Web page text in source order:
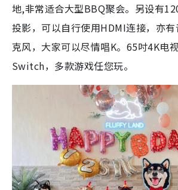
地,非常适合大型BBQ聚会。另设有
投影，可以自行使用HDMI连接，亦
克风，大家可以尽情唱K。65吋4K电
Switch，多款游戏任您玩。